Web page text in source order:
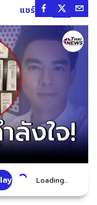
แชร์
Loading...